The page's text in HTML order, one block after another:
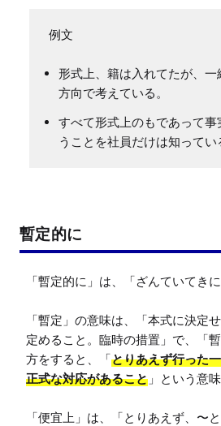
形式上、籍は入れてたが、
方向で考えている。
すべて形式上のもであって
うことを社員だけは知ってい
暫定的に
「暫定的に」は、「ざんていてき
「暫定」の意味は、「本式に決定
定めること。臨時の措置」で、「
方をすると、「とりあえず行った
正式な対応があること 」という意
「便宜上」は、「とりあえず、〜